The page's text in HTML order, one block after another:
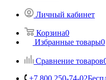
Личный кабинет
Корзина0
Избранные товары0
Сравнение товаров
+7 800 250-74-02